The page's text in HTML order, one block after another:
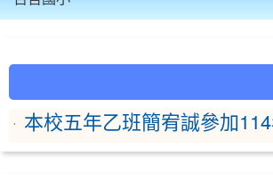
本校五年乙班簡宥誠參加